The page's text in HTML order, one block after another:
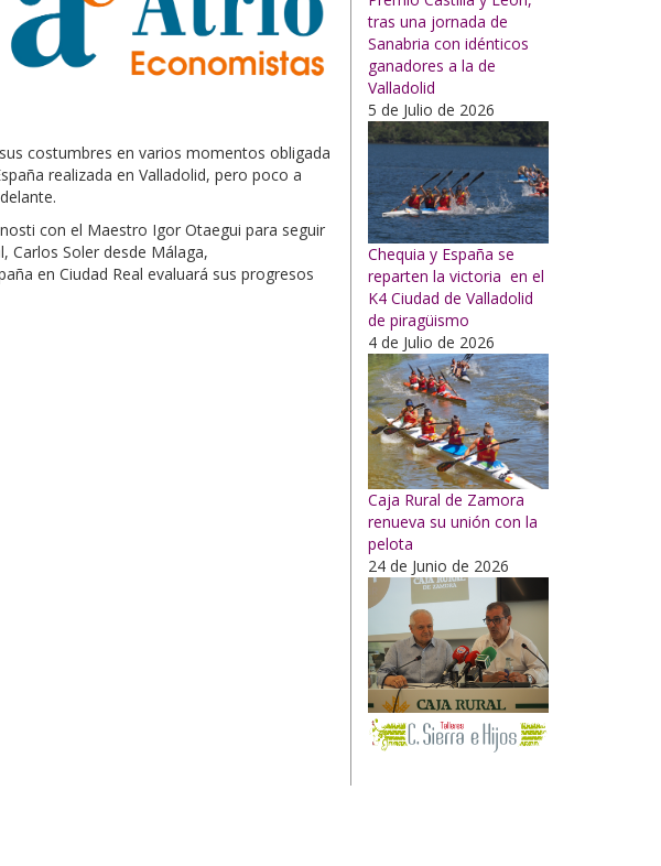
costumbres en varios momentos obligada
realizada en Valladolid, pero poco a
con el Maestro Igor Otaegui para seguir
Soler desde Málaga,
en Ciudad Real evaluará sus progresos
tras una jornada de
Sanabria con idénticos
ganadores a la de
Valladolid
5 de Julio de 2026
Chequia y España se
reparten la victoria en el
K4 Ciudad de Valladolid
de piragüismo
4 de Julio de 2026
Caja Rural de Zamora
renueva su unión con la
pelota
24 de Junio de 2026